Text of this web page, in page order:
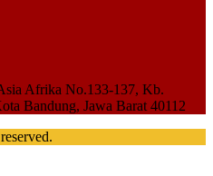
Afrika No.133-137, Kb.
Bandung, Jawa Barat 40112